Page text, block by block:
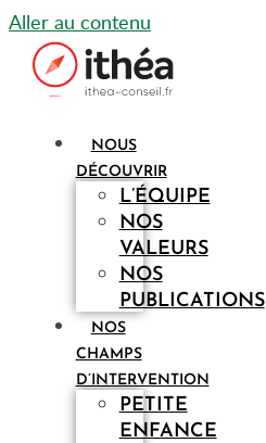
Aller au contenu
NOUS
DÉCOUVRIR
L’ÉQUIPE
NOS
VALEURS
NOS
PUBLICATIONS
NOS
CHAMPS
D’INTERVENTION
PETITE
ENFANCE